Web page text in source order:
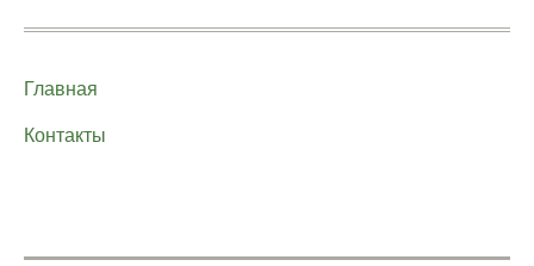
Главная
Контакты